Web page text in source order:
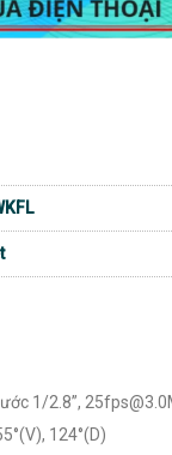
1/2.8”,
124°(D)